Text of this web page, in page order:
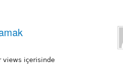
views içerisinde